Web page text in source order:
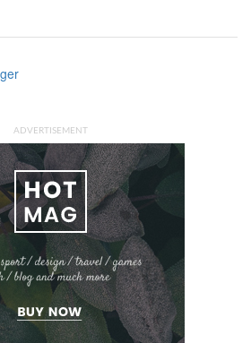
ADVERTISEMENT